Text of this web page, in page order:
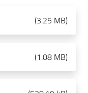
(3.25 MB)
(1.08 MB)